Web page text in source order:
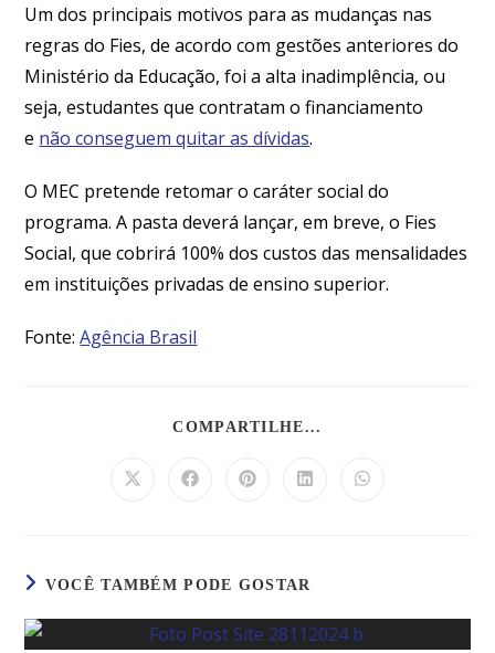
Um dos principais motivos para as mudanças nas
regras do Fies, de acordo com gestões anteriores do
Ministério da Educação, foi a alta inadimplência, ou
seja, estudantes que contratam o financiamento
e não conseguem quitar as dívidas.
O MEC pretende retomar o caráter social do
programa. A pasta deverá lançar, em breve, o Fies
Social, que cobrirá 100% dos custos das mensalidades
em instituições privadas de ensino superior.
Fonte:Agência Brasil
COMPARTILHE...
VOCÊ TAMBÉM PODE GOSTAR